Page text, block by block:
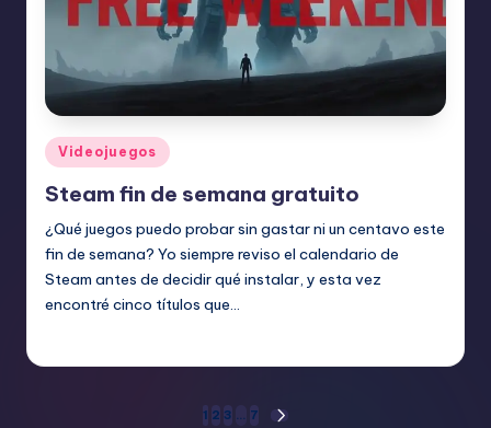
Publicado
en
Videojuegos
Steam fin de semana gratuito
¿Qué juegos puedo probar sin gastar ni un centavo este
fin de semana? Yo siempre reviso el calendario de
Steam antes de decidir qué instalar, y esta vez
encontré cinco títulos que…
1 2 3 … 7